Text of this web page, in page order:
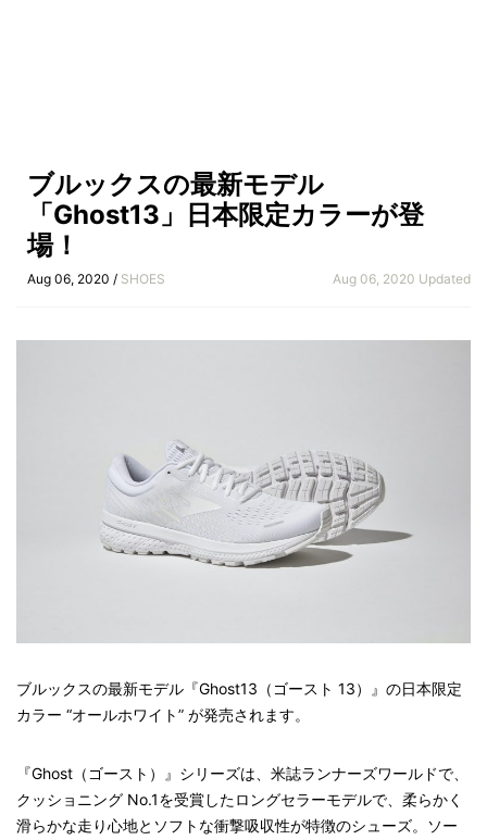
ブルックスの最新モデル
「Ghost13」日本限定カラーが登
場！
Aug 06, 2020 / SHOES Aug 06, 2020 Updated
ブルックスの最新モデル『Ghost13（ゴースト 13）』の日本限定
カラー “オールホワイト” が発売されます。
『Ghost（ゴースト）』シリーズは、米誌ランナーズワールドで、
クッショニング No.1を受賞したロングセラーモデルで、柔らかく
滑らかな走り心地とソフトな衝撃吸収性が特徴のシューズ。ソー